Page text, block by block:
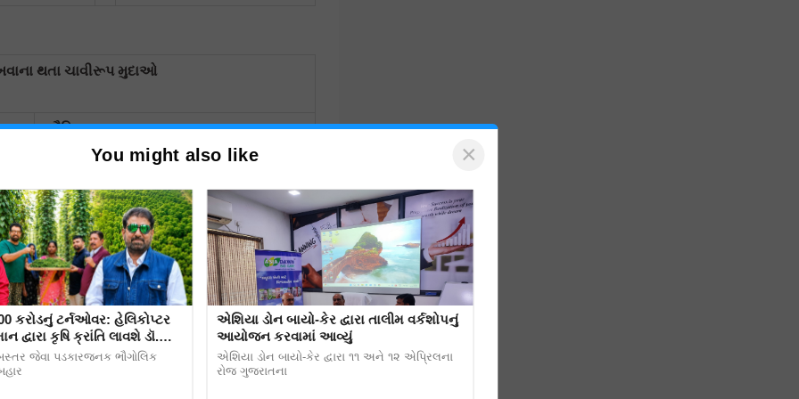
થતા ચાવીરૂપ મુદાઓ
·જૈવિક ખાતર
·નિંદામણ અને આંતર ખેડ
·પિયત
·પાક સંરક્ષણ
You might also like ×
કરોડનું ટર્નઓવર: હેલિકોપ્ટર
દ્વારા કૃષિ ક્રાંતિ લાવશે ડૉ.
જેવા પડકારજનક ભૌગોલિક
એશિયા ડોન બાયો-કેર દ્વારા તાલીમ વર્કશોપનું
આયોજન કરવામાં આવ્યું
એશિયા ડોન બાયો-કેર દ્વારા ૧૧ અને ૧૨ એપ્રિલના
રોજ ગુજરાતના